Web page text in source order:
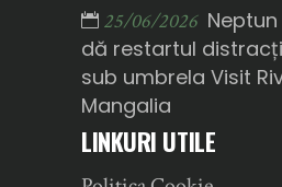
25/06/2026
dă restartul
sub umbrela Visit
Mangalia
LINKURI UTILE